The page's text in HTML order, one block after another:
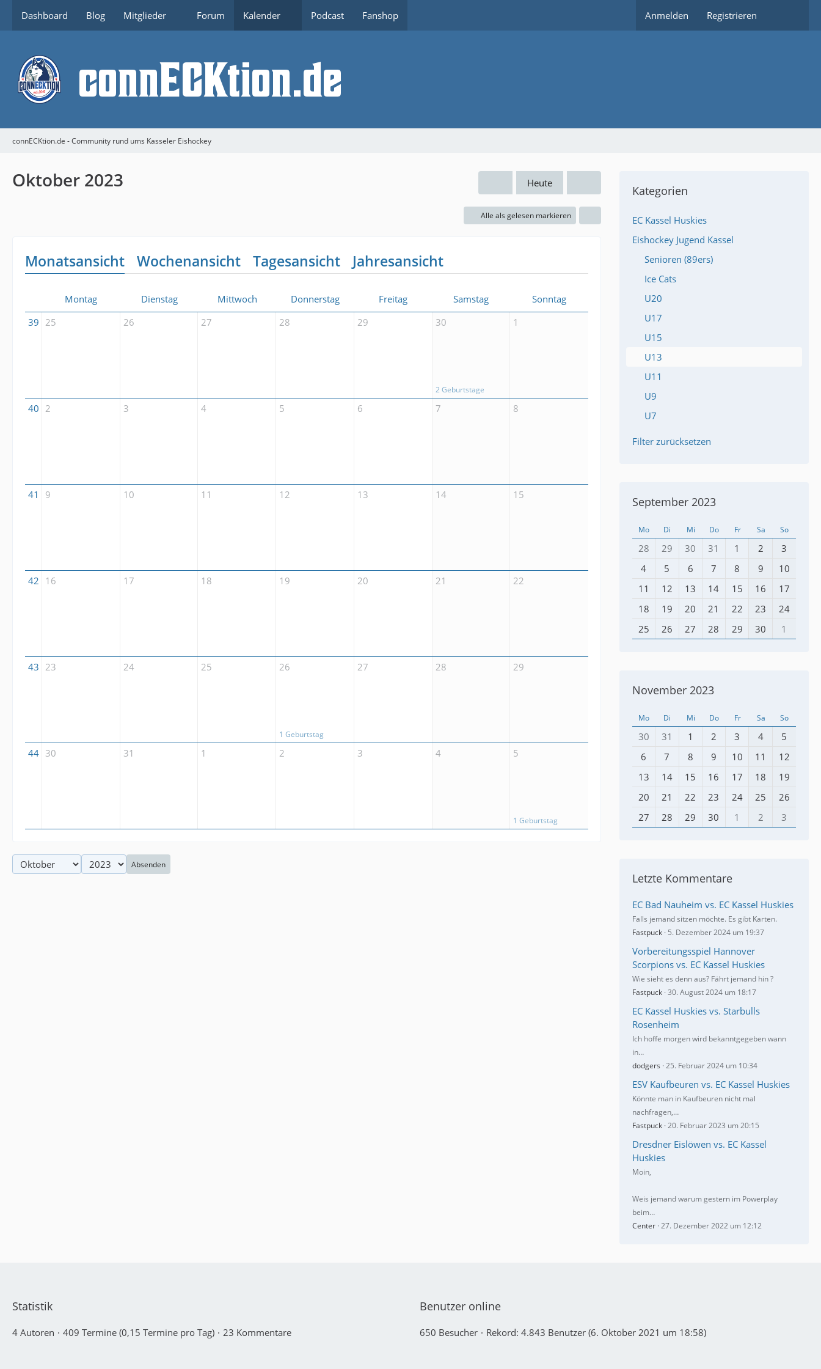
Dashboard Blog Mitglieder Forum Kalender Podcast Fanshop Anmelden Registrieren
connECKtion.de - Community rund ums Kasseler Eishockey
Oktober 2023 Heute
Alle als gelesen markieren
Monatsansicht Wochenansicht Tagesansicht Jahresansicht
Montag Dienstag Mittwoch Donnerstag Freitag Samstag
Sonntag
39 25 26 27 28 29 30
2 Geburtstage
1
40 2 3 4 5 6 7 8
41 9 10 11 12 13 14 15
42 16 17 18 19 20 21 22
43 23 24 25 26
1 Geburtstag
27 28 29
44 30 31 1 2 3 4 5
1 Geburtstag
Absenden
Kategorien
EC Kassel Huskies
Eishockey Jugend Kassel
Senioren (89ers)
Ice Cats
U20
U17
U15
U13
U11
U9
U7
Filter zurücksetzen
September 2023
Mo Di Mi Do Fr Sa So
28 29 30 31 1 2
3
4
5 6 7 8 9
10
11
12 13 14 15 16
17
18
19 20 21 22 23
24
25
26 27 28 29 30 1
November 2023
Mo Di Mi Do Fr Sa So
30 31 1 2 3 4
5
6
7 8 9 10 11
12
13
14 15 16 17 18
19
20
21 22 23 24 25
26
27
28 29 30 1 2 3
Letzte Kommentare
EC Bad Nauheim vs. EC Kassel Huskies
Falls jemand sitzen möchte. Es gibt Karten.
Fastpuck 5. Dezember 2024 um 19:37
Vorbereitungsspiel Hannover
Scorpions vs. EC Kassel Huskies
Wie sieht es denn aus? Fährt jemand hin ?
Fastpuck 30. August 2024 um 18:17
EC Kassel Huskies vs. Starbulls
Rosenheim
Ich hoffe morgen wird bekanntgegeben wann
in…
dodgers 25. Februar 2024 um 10:34
ESV Kaufbeuren vs. EC Kassel Huskies
Könnte man in Kaufbeuren nicht mal
nachfragen,…
Fastpuck 20. Februar 2023 um 20:15
Dresdner Eislöwen vs. EC Kassel
Huskies
Moin,
Weis jemand warum gestern im Powerplay
beim…
Center 27. Dezember 2022 um 12:12
Statistik
4 Autoren 409 Termine (0,15 Termine pro Tag) 23 Kommentare
Benutzer online
650 Besucher Rekord: 4.843 Benutzer (6. Oktober 2021 um 18:58)